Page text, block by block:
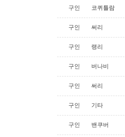
구인 코퀴틀람
구인 써리
구인 랭리
구인 버나비
구인 써리
구인 기타
구인 밴쿠버